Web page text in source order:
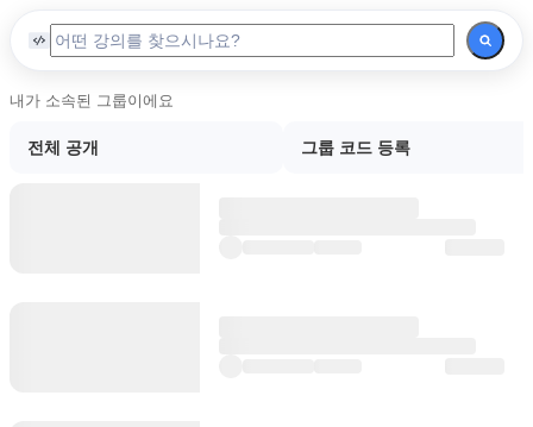
내가 소속된 그룹이에요
전체 공개 그룹 코드 등록